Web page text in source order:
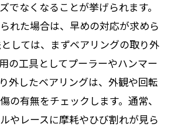
でなくなることが挙げられます。
れた場合は、早めの対応が求めら
しては、まずベアリングの取り外
の工具としてプーラーやハンマー
外したベアリングは、外観や回転
の有無をチェックします。通常、
やレースに摩耗やひび割れが見ら